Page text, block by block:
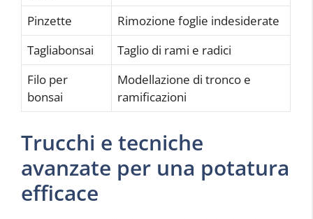
Pinzette
Rimozione foglie indesiderate
Tagliabonsai
Taglio di rami e radici
Filo per
bonsai
Modellazione di tronco e
ramificazioni
Trucchi e tecniche
avanzate per una potatura
efficace